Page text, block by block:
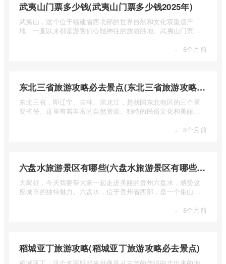
武夷山门票多少钱(武夷山门票多少钱2025年)
武夷山，这个位于福建省西北部的世界自然和文化双重遗产
地，一直以来都是游客们心驰神往的旅游胜地。武夷山门票多
· 8个月前
东北三省旅游攻略必去景点(东北三省旅游攻略必去景点视频介绍)
东北三省，即辽宁、吉林、黑龙江，是我国东北地区的三个重
要省份。这里有着丰富的自然资源、独特的民俗文化和美丽的
· 8个月前
六盘水旅游景区有哪些(六盘水旅游景区有哪些景点值得去)
大家好，今天我要带大家一起走进美丽的贵州六盘水，感受这
座城市的独特魅力。六盘水，位于贵州省西部，是一个集山水
· 8个月前
稻城亚丁旅游攻略(稻城亚丁旅游攻略必去景点)